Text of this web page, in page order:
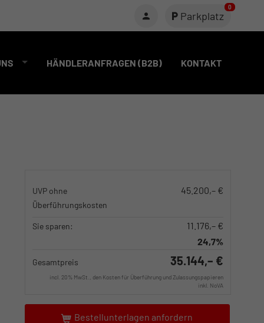
Parkplatz
0
HÄNDLERANFRAGEN (B2B) KONTAKT
UVP ohne
Überführungskosten
45.200,– €
Sie sparen:
11.176,– €
24,7%
Gesamtpreis 35.144,– €
incl. 20% MwSt., den Kosten für Überführung und Zulassungspapieren
inkl. NoVA
Bestellunterlagen anfordern